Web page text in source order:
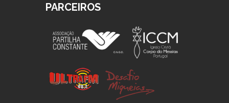
PARCEIROS